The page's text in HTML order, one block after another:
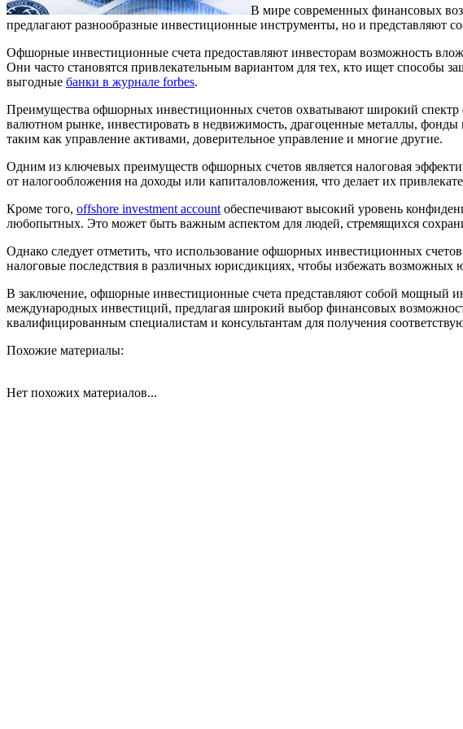
В мире современных финансовых
предлагают разнообразные инвестиционные инструменты, но и представляют
Офшорные инвестиционные счета предоставляют инвесторам возможность
Они часто становятся привлекательным вариантом для тех, кто ищет способы
выгодные банки в журнале forbes.
Преимущества офшорных инвестиционных счетов охватывают широкий
валютном рынке, инвестировать в недвижимость, драгоценные металлы,
таким как управление активами, доверительное управление и многие другие.
Одним из ключевых преимуществ офшорных счетов является налоговая
от налогообложения на доходы или капиталовложения, что делает их
Кроме того, offshore investment account обеспечивают высокий уровень
любопытных. Это может быть важным аспектом для людей, стремящихся
Однако следует отметить, что использование офшорных инвестиционных
налоговые последствия в различных юрисдикциях, чтобы избежать возможных
В заключение, офшорные инвестиционные счета представляют собой мощный
международных инвестиций, предлагая широкий выбор финансовых
квалифицированным специалистам и консультантам для получения
Похожие материалы:
Нет похожих материалов...